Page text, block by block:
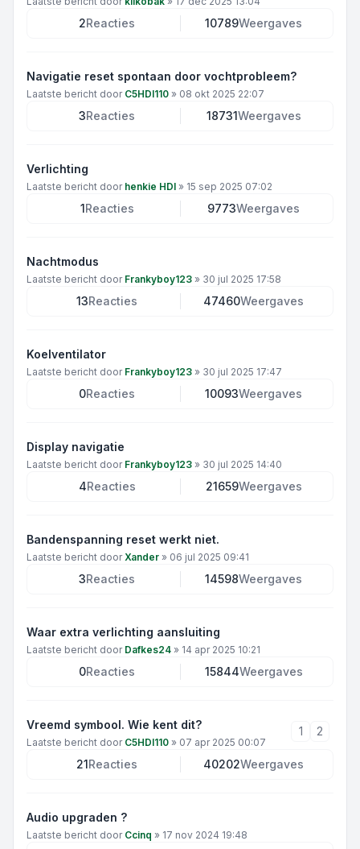
2Reacties 10789Weergaves
Navigatie reset spontaan door vochtprobleem?
Laatste bericht door C5HDI110 » 08 okt 2025 22:07
3Reacties 18731Weergaves
Verlichting
Laatste bericht door henkie HDI » 15 sep 2025 07:02
1Reacties 9773Weergaves
Nachtmodus
Laatste bericht door Frankyboy123 » 30 jul 2025 17:58
13Reacties 47460Weergaves
Koelventilator
Laatste bericht door Frankyboy123 » 30 jul 2025 17:47
0Reacties 10093Weergaves
Display navigatie
Laatste bericht door Frankyboy123 » 30 jul 2025 14:40
4Reacties 21659Weergaves
Bandenspanning reset werkt niet.
Laatste bericht doorXander » 06 jul 2025 09:41
3Reacties 14598Weergaves
Waar extra verlichting aansluiting
Laatste bericht door Dafkes24 » 14 apr 2025 10:21
0Reacties 15844Weergaves
Vreemd symbool. Wie kent dit?
Laatste bericht door C5HDI110 » 07 apr 2025 00:07
1 2
21Reacties 40202Weergaves
Audio upgraden ?
Laatste bericht door Ccinq » 17 nov 2024 19:48